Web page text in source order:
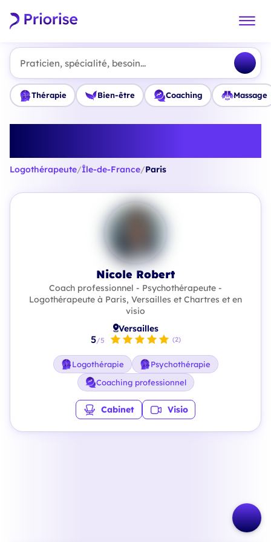
Praticien, spécialité, besoin...
Thérapie Bien-être Coaching Massage
Logothérapeute/Île-de-France/Paris
Nicole Robert
Coach professionnel - Psychothérapeute -
Logothérapeute à Paris, Versailles et Chartres et en
visio
Versailles
5/5 (2)
Logothérapie
Psychothérapie
Coaching professionnel
Cabinet Visio